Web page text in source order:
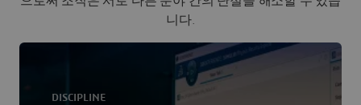
니다.
DISCIPLINE